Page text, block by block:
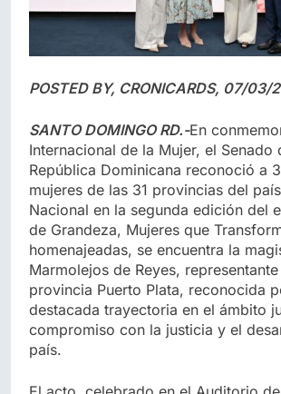
POSTED BY, CRONICARDS, 07/03/
SANTO DOMINGO RD.-En
Internacional de la Mujer, el Senado
República Dominicana reconoció a
mujeres de las 31 provincias del
Nacional en la segunda edición del
de Grandeza, Mujeres que
homenajeadas, se encuentra la
Marmolejos de Reyes,
provincia Puerto Plata, reconocida
destacada trayectoria en el ámbito
compromiso con la justicia y el
país.